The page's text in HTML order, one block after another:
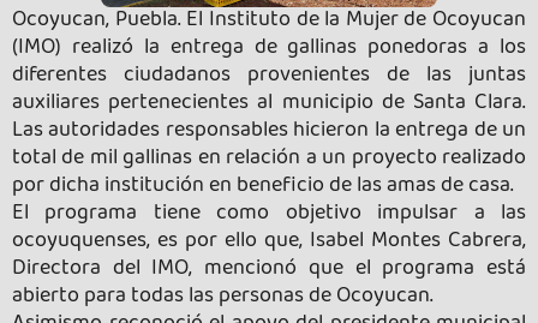
Ocoyucan, Puebla. El Instituto de la Mujer de Ocoyucan
(IMO) realizó la entrega de gallinas ponedoras a los
diferentes ciudadanos provenientes de las juntas
auxiliares pertenecientes al municipio de Santa Clara.
Las autoridades responsables hicieron la entrega de un
total de mil gallinas en relación a un proyecto realizado
por dicha institución en beneficio de las amas de casa.
El programa tiene como objetivo impulsar a las
ocoyuquenses, es por ello que, Isabel Montes Cabrera,
Directora del IMO, mencionó que el programa está
abierto para todas las personas de Ocoyucan.